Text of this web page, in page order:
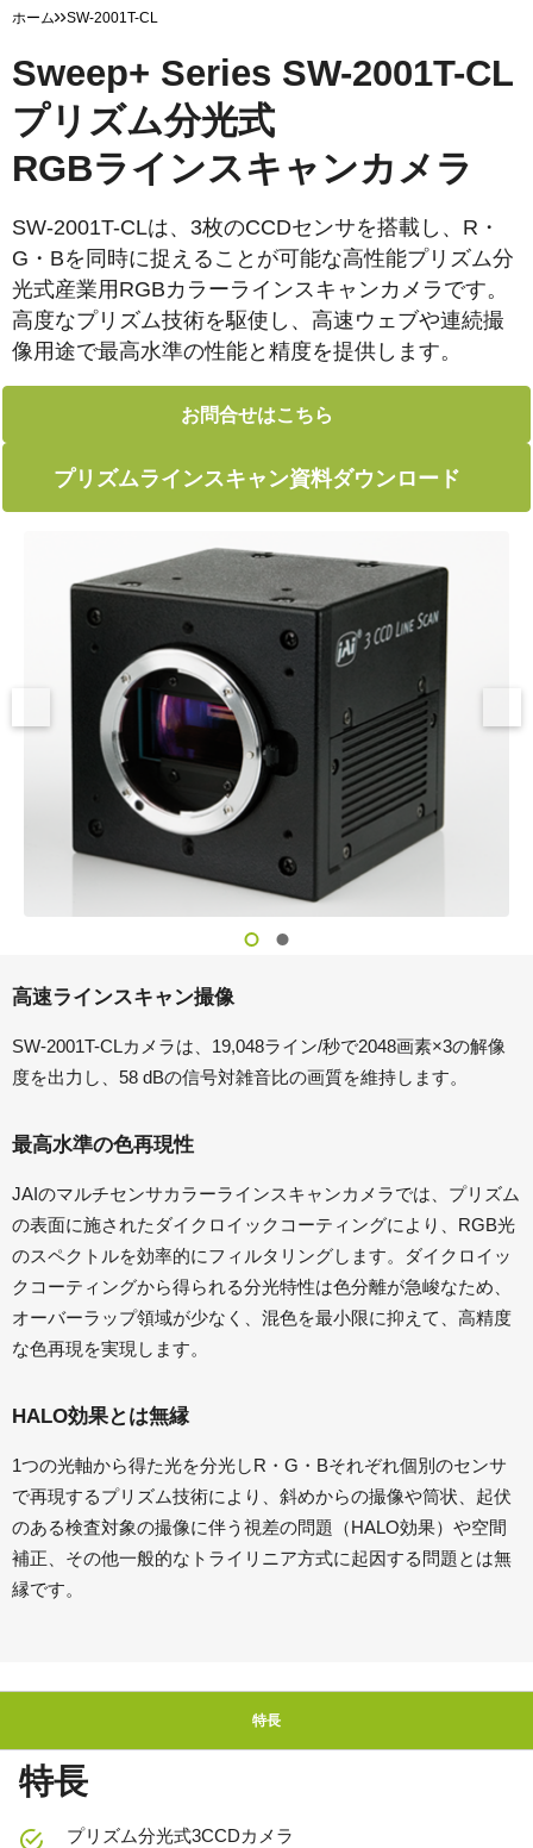
ホーム SW-2001T-CL
Sweep+ Series SW-2001T-CL
プリズム分光式
RGBラインスキャンカメラ
SW-2001T-CLは、3枚のCCDセンサを搭載し、R・
G・Bを同時に捉えることが可能な高性能プリズム分
光式産業用RGBカラーラインスキャンカメラです。
高度なプリズム技術を駆使し、高速ウェブや連続撮
像用途で最高水準の性能と精度を提供します。
お問合せはこちら
プリズムラインスキャン資料ダウンロード
高速ラインスキャン撮像
SW-2001T-CLカメラは、19,048ライン/秒で2048画素×3の解像
度を出力し、58 dBの信号対雑音比の画質を維持します。
最高水準の色再現性
JAIのマルチセンサカラーラインスキャンカメラでは、プリズム
の表面に施されたダイクロイックコーティングにより、RGB光
のスペクトルを効率的にフィルタリングします。ダイクロイッ
クコーティングから得られる分光特性は色分離が急峻なため、
オーバーラップ領域が少なく、混色を最小限に抑えて、高精度
な色再現を実現します。
HALO効果とは無縁
1つの光軸から得た光を分光しR・G・Bそれぞれ個別のセンサ
で再現するプリズム技術により、斜めからの撮像や筒状、起伏
のある検査対象の撮像に伴う視差の問題（HALO効果）や空間
補正、その他一般的なトライリニア方式に起因する問題とは無
縁です。
特長
特長
プリズム分光式3CCDカメラ